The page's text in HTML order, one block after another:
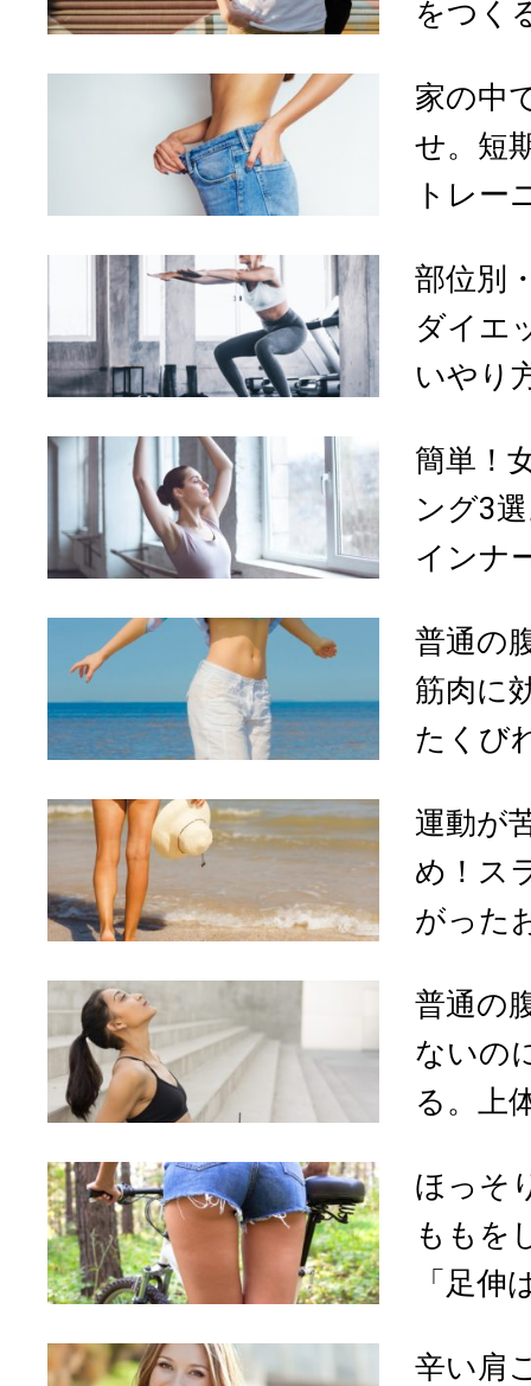
をつく
家の中
せ。短
トレー
部位別
ダイエ
いやり
簡単！
ング3
インナ
普通の
筋肉に
たくび
運動が
め！ス
がった
普通の
ないの
る。上
ほっそ
ももを
「足伸
辛い肩